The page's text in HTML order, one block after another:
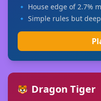
🔹 House edge of 2.7%
🔹 Simple rules but
🐯 Dragon Tiger